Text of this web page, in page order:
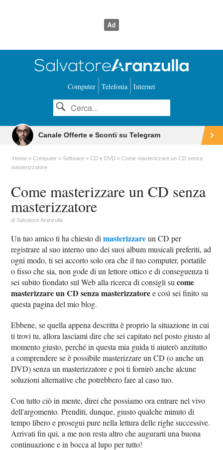
Computer Telefonia Internet
Canale Offerte e Sconti su Telegram
Home Computer Software CD e DVD
Come masterizzare un CD senza
masterizzatore
Come masterizzare un CD senza
masterizzatore
diSalvatore Aranzulla
Un tuo amico ti ha chiesto dimasterizzareun CD per
registrare al suo interno uno dei suoi album musicali preferiti, ad
ogni modo, ti sei accorto solo ora che il tuo computer, portatile
o fisso che sia, non gode di un lettore ottico e di conseguenza ti
sei subito fiondato sul Web alla ricerca di consigli sucome
masterizzare un CD senza masterizzatoree così sei finito su
questa pagina del mio blog.
Ebbene, se quella appena descritta è proprio la situazione in cui
ti trovi tu, allora lasciami dire che sei capitato nel posto giusto al
momento giusto, perché in questa mia guida ti aiuterò anzitutto
a comprendere se è possibile masterizzare un CD (o anche un
DVD) senza un masterizzatore e poi ti fornirò anche alcune
soluzioni alternative che potrebbero fare al caso tuo.
Con tutto ciò in mente, direi che possiamo ora entrare nel vivo
dell'argomento. Prenditi, dunque, giusto qualche minuto di
tempo libero e prosegui pure nella lettura delle righe successive.
Arrivati fin qui, a me non resta altro che augurarti una buona
continuazione e in bocca al lupo per tutto!